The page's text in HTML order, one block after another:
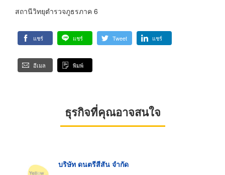
สถานีวิทยุตำรวจภูธรภาค 6
แชร์ แชร์ Tweet แชร์
อีเมล พิมพ์
ธุรกิจที่คุณอาจสนใจ
บริษัท ดนตรีสีสัน จำกัด